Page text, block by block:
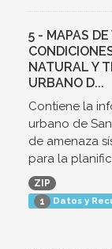
5 - MAPAS
NATURAL Y
URBANO D...
Contiene la
urbano de
de amenaza
para la
ZIP
1 Datos y